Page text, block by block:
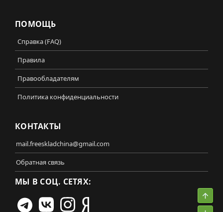
ПОМОЩЬ
Справка (FAQ)
Правила
Правообладателям
Политика конфиденциальности
КОНТАКТЫ
mail.freeskladchina@gmail.com
Обратная связь
МЫ В СОЦ. СЕТЯХ: